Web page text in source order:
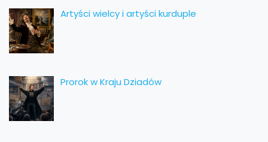
Artyści wielcy i artyści kurduple
Prorok w Kraju Dziadów